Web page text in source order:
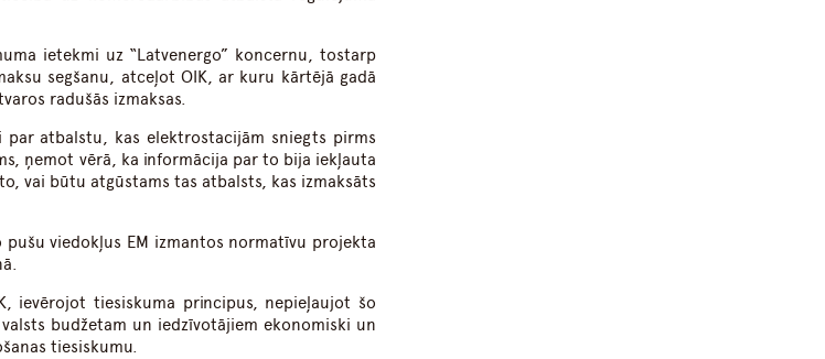
ietekmi uz “Latvenergo” koncernu, tostarp
segšanu, atceļot OIK, ar kuru kārtējā gadā
radušās izmaksas.
par atbalstu, kas elektrostacijām sniegts pirms
ņemot vērā, ka informācija par to bija iekļauta
vai būtu atgūstams tas atbalsts, kas izmaksāts
viedokļus EM izmantos normatīvu projekta
ievērojot tiesiskuma principus, nepieļaujot šo
budžetam un iedzīvotājiem ekonomiski un
tiesiskumu.